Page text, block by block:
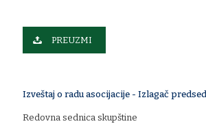
PREUZMI
Izveštaj o radu asocijacije - Izlagač
Redovna sednica skupštine